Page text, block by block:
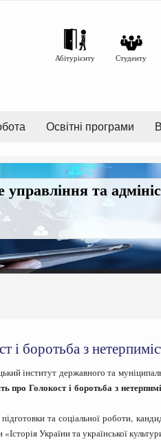
Абітурієнту Студенту
Освітні програми
управління та
і боротьба з
інститут державного та
про Голокост і боротьба з
та соціальної роботи,
України та української